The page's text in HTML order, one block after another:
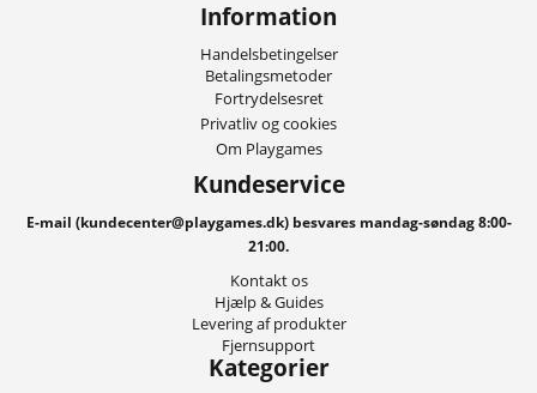
Information
Handelsbetingelser
Betalingsmetoder
Fortrydelsesret
Privatliv og cookies
Om Playgames
Kundeservice
E-mail (kundecenter@playgames.dk) besvares mandag-søndag 8:00-
21:00.
Kontakt os
Hjælp & Guides
Levering af produkter
Fjernsupport
Kategorier